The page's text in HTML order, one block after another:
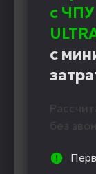
с ЧПУ
с
без